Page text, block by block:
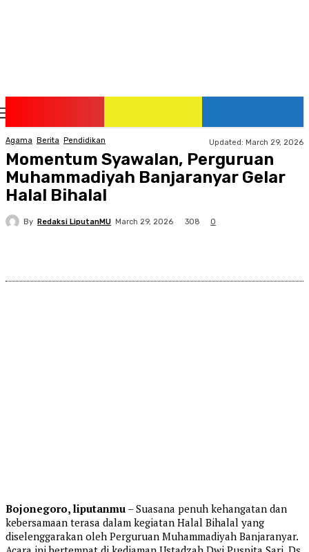
Agama Berita Pendidikan Updated: March 29, 2026
Momentum Syawalan, Perguruan
Muhammadiyah Banjaranyar Gelar
Halal Bihalal
By Redaksi LiputanMU March 29, 2026 308 0
Bojonegoro, liputanmu – Suasana penuh kehangatan dan
kebersamaan terasa dalam kegiatan Halal Bihalal yang
diselenggarakan oleh Perguruan Muhammadiyah Banjaranyar.